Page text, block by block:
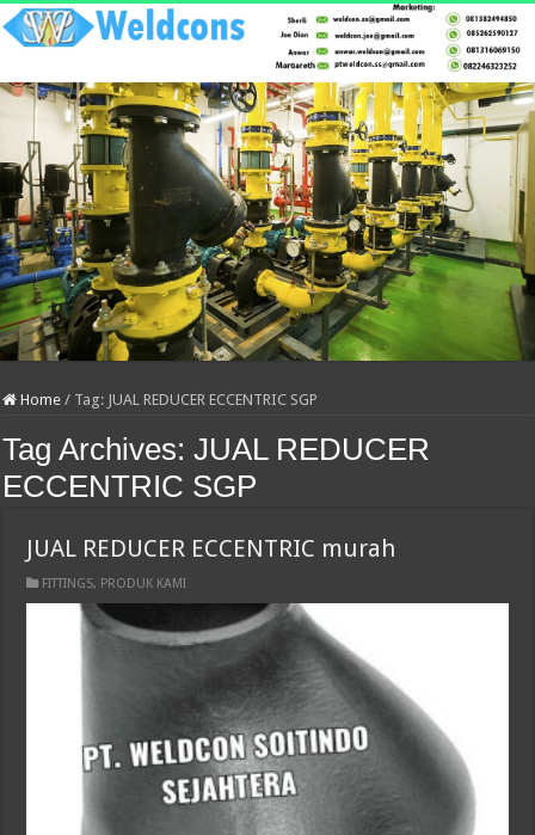
Home / Tag: JUAL REDUCER ECCENTRIC SGP
Tag Archives:JUAL REDUCER
ECCENTRIC SGP
JUAL REDUCER ECCENTRIC murah
FITTINGS, PRODUK KAMI